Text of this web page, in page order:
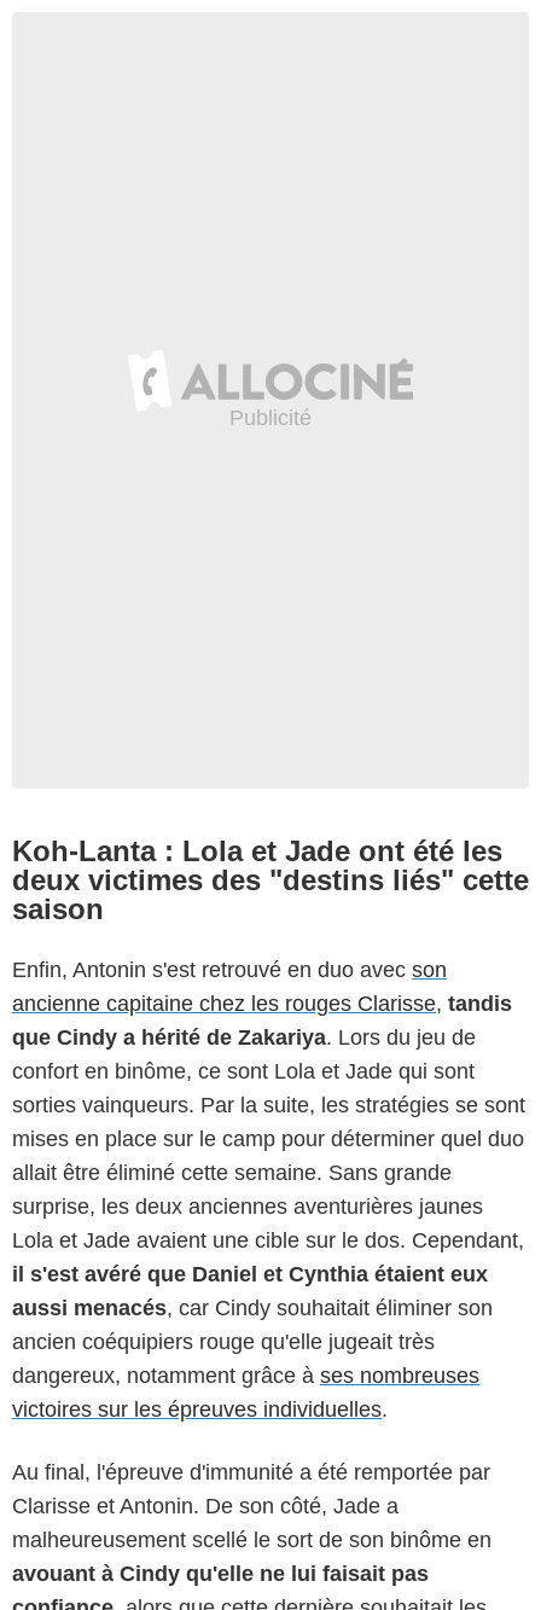
Koh-Lanta : Lola et Jade ont été les
deux victimes des "destins liés" cette
saison
Enfin, Antonin s'est retrouvé en duo avec son
ancienne capitaine chez les rouges Clarisse, tandis
que Cindy a hérité de Zakariya. Lors du jeu de
confort en binôme, ce sont Lola et Jade qui sont
sorties vainqueurs. Par la suite, les stratégies se sont
mises en place sur le camp pour déterminer quel duo
allait être éliminé cette semaine. Sans grande
surprise, les deux anciennes aventurières jaunes
Lola et Jade avaient une cible sur le dos. Cependant,
il s'est avéré que Daniel et Cynthia étaient eux
aussi menacés, car Cindy souhaitait éliminer son
ancien coéquipiers rouge qu'elle jugeait très
dangereux, notamment grâce à ses nombreuses
victoires sur les épreuves individuelles.
Au final, l'épreuve d'immunité a été remportée par
Clarisse et Antonin. De son côté, Jade a
malheureusement scellé le sort de son binôme en
avouant à Cindy qu'elle ne lui faisait pas